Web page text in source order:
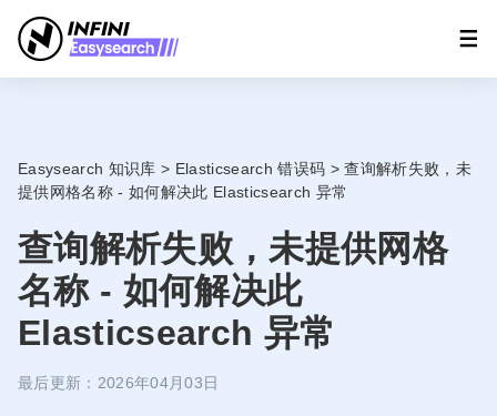
Easysearch 知识库 > Elasticsearch 错误码 > 查询解析失败，未
提供网格名称 - 如何解决此 Elasticsearch 异常
查询解析失败，未提供网格
名称 - 如何解决此
Elasticsearch 异常
最后更新：2026年04月03日